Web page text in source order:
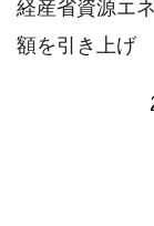
経産省資源エ
額を引き上げ